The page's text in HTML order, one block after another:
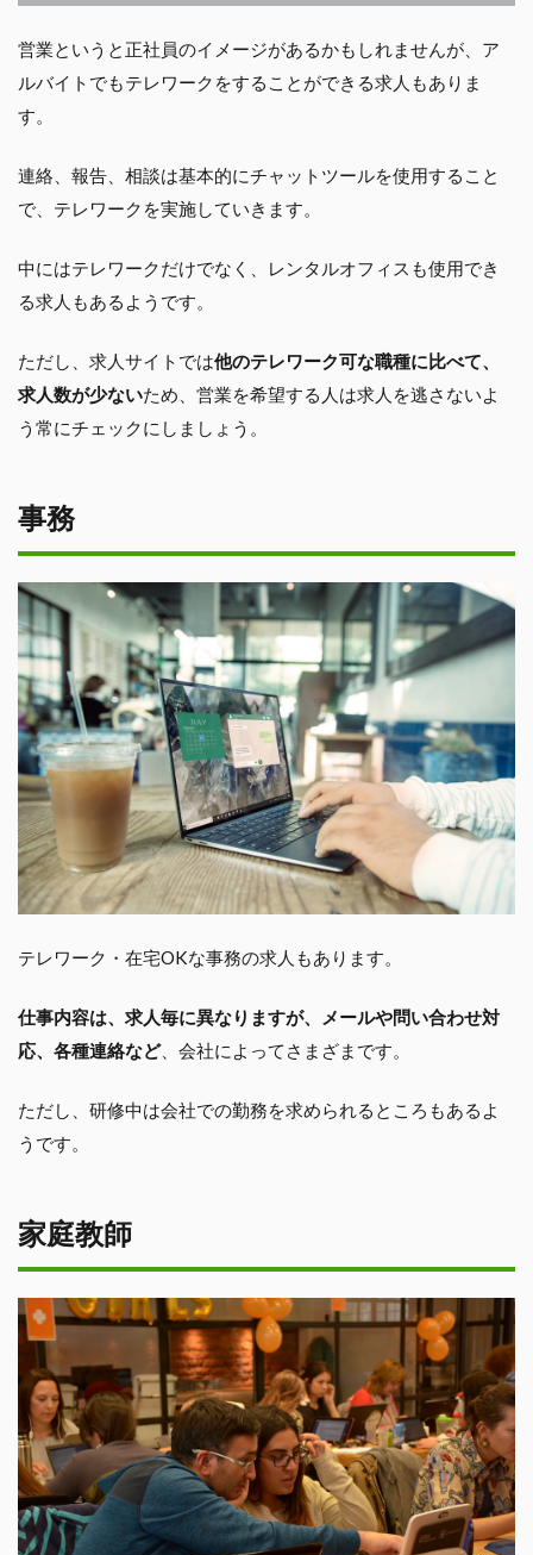
営業というと正社員のイメージがあるかもしれませんが、ア
ルバイトでもテレワークをすることができる求人もありま
す。
連絡、報告、相談は基本的にチャットツールを使用すること
で、テレワークを実施していきます。
中にはテレワークだけでなく、レンタルオフィスも使用でき
る求人もあるようです。
ただし、求人サイトでは他のテレワーク可な職種に比べて、
求人数が少ないため、営業を希望する人は求人を逃さないよ
う常にチェックにしましょう。
事務
テレワーク・在宅OKな事務の求人もあります。
仕事内容は、求人毎に異なりますが、メールや問い合わせ対
応、各種連絡など、会社によってさまざまです。
ただし、研修中は会社での勤務を求められるところもあるよ
うです。
家庭教師